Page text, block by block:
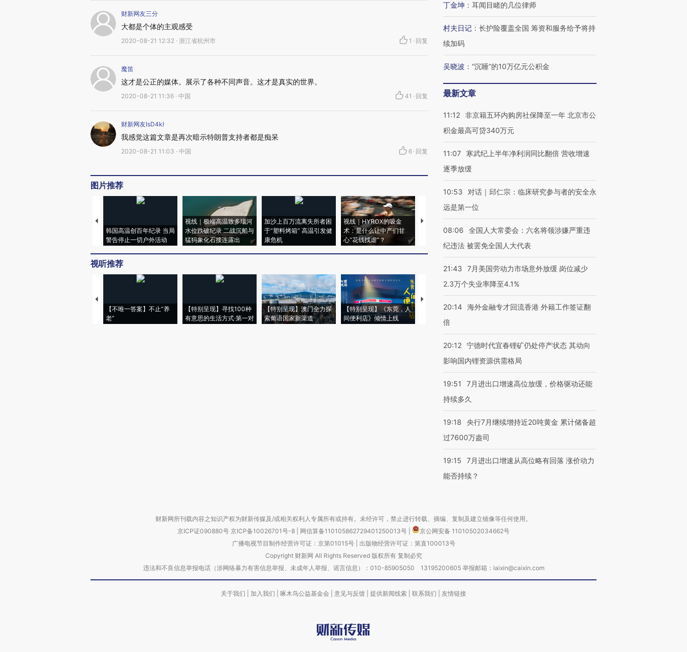
财新网友三分
大都是个体的主观感受
2020-08-21 12:32 · 浙江省杭州市 1 · 回复
魔笛
这才是公正的媒体。展示了各种不同声音。这才是真实的世界。
2020-08-21 11:36 · 中国 41 · 回复
财新网友IsD4kl
我感觉这篇文章是再次暗示特朗普支持者都是痴呆
2020-08-21 11:03 · 中国 6 · 回复
图片推荐
韩国高温创百年纪录 当局
警告停止一切户外活动
视线｜极端高温致多瑙河
水位跌破纪录 二战沉船与
猛犸象化石接连露出
加沙上百万流离失所者困
于“塑料烤箱” 高温引发健
康危机
视线｜HYROX的吸金
术：是什么让中产们甘
心“花钱找虐”？
马航飞行员跨国走私7万
粒摇头丸 尿检体内含3种
视线｜被称为“蟑螂”的印
度Z世代 用街头抗争将教
视线｜“入侵”还是“人道危
机”？难民潮撕裂西班牙
视听推荐
【不唯一答案】不止“养
老”
【特别呈现】寻找100种
有意思的生活方式·第一对
【特别呈现】澳门全力探
索葡语国家新渠道
【特别呈现】《东莞，人
间便利店》倾情上线
【推广】走进第四届链博
会，让数智科技“链”接产
【特别呈现】寻找100种
CFO：不靠规模取胜，华
丁金坤 ： 耳闻目睹的几位律师
村夫日记 ： 长护险覆盖全国 筹资和服务给予将持
续加码
吴晓波 ： “沉睡”的10万亿元公积金
最新文章
11:12 非京籍五环内购房社保降至一年 北京市公
积金最高可贷340万元
11:07
寒武纪上半年净利润同比翻倍 营收增速
逐季放缓
10:53
对话｜邱仁宗：临床研究参与者的安全永
远是第一位
08:06
全国人大常委会：六名将领涉嫌严重违
纪违法 被罢免全国人大代表
21:43
7月美国劳动力市场意外放缓 岗位减少
2.3万个失业率降至4.1%
20:14 海外金融专才回流香港 外籍工作签证翻
倍
20:12 宁德时代宜春锂矿仍处停产状态 其动向
影响国内锂资源供需格局
19:51
7月进出口增速高位放缓，价格驱动还能
持续多久
19:18
央行7月继续增持近20吨黄金 累计储备超
过7600万盎司
19:15
7月进出口增速从高位略有回落 涨价动力
能否持续？
财新网所刊载内容之知识产权为财新传媒及/或相关权利人专属所有或持有。未经许可，禁止进行转载、摘编、复制及建立镜像等任何使用。
京ICP证090880号 京ICP备10026701号-8 网信算备110105862729401250013号
京公网安备 11010502034662号
广播电视节目制作经营许可证：京第01015号| 出版物经营许可证：第直100013号
Copyright 财新网 All Rights Reserved 版权所有 复制必究
违法和不良信息举报电话（涉网络暴力有害信息举报、未成年人举报、谣言信息）：010-85905050 13195200605 举报邮箱：laixin@caixin.com
关于我们 加入我们 啄木鸟公益基金会 意见与反馈 提供新闻线索 联系我们 友情链接